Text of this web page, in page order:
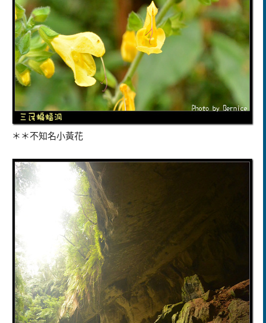
＊＊不知名小黃花